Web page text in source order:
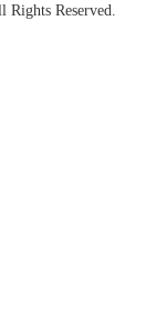
Reserved.